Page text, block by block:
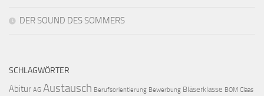
DER SOUND DES SOMMERS
SCHLAGWÖRTER
Abitur AG Austausch Berufsorientierung Bewerbung Bläserklasse BOM Claas